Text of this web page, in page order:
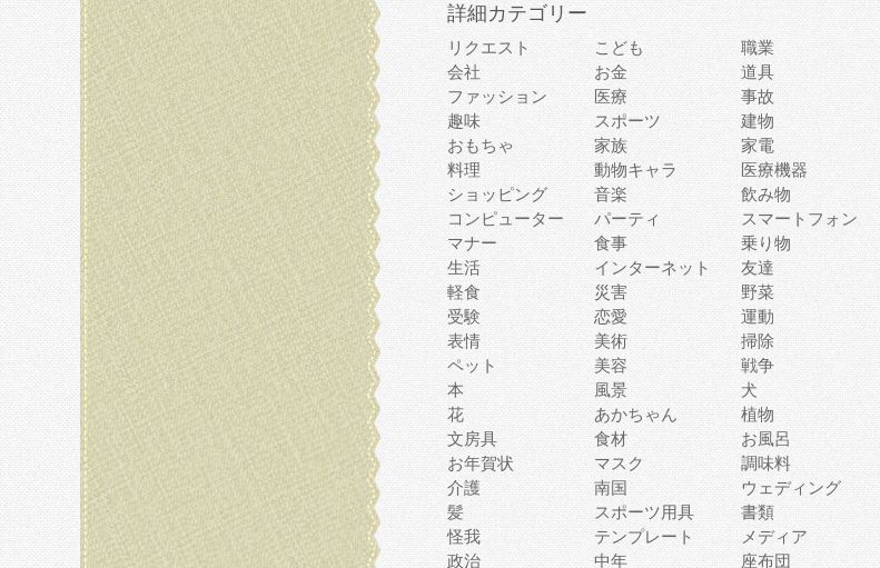
詳細カテゴリー
リクエスト こども 職業
会社
お金 道具
ファッション
医療 事故
趣味
スポーツ 建物
おもちゃ
家族 家電
料理
動物キャラ 医療機器
ショッピング
音楽 飲み物
コンピューター
パーティ スマートフォン
マナー
食事 乗り物
生活
インターネット 友達
軽食
災害 野菜
受験
恋愛 運動
表情
美術 掃除
ペット
美容 戦争
本
風景 犬
花
あかちゃん 植物
文房具
食材 お風呂
お年賀状
マスク 調味料
介護
南国 ウェディング
髪
スポーツ用具 書類
怪我
テンプレート メディア
政治
中年 座布団